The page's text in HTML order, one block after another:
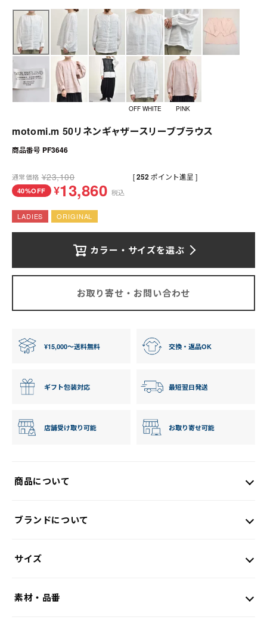
新規会員登録
マイページ
送料について
店舗情報
プライバシーポリシー
特定商取引法の表記
OFF WHITE PINK
motomi.m 50リネンギャザースリーブブラウス
商品番号 PF3646
通常価格 ¥23,100
40%OFF ¥13,860 税込
[252ポイント進呈 ]
LADIES ORIGINAL
カラー・サイズを選ぶ
お取り寄せ・お問い合わせ
¥15,000〜送料無料 交換・返品OK
ギフト包装対応 最短翌日発送
店舗受け取り可能 お取り寄せ可能
商品について
ブランドについて
サイズ
素材・品番